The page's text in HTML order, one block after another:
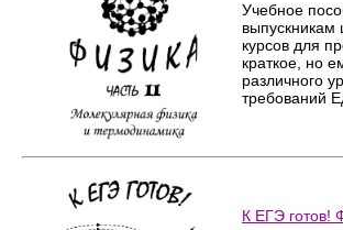
Учебное
выпускникам
курсов для
краткое, но
различного
требований
К ЕГЭ готов!